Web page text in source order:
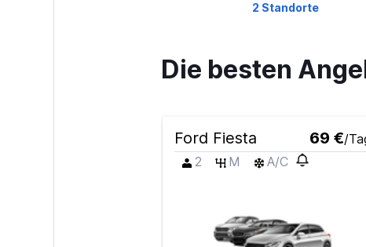
2 Standorte
Budget
1 Standort
7,7
Gut
Die besten
Ford Fiesta 69 €/
2
M A/C